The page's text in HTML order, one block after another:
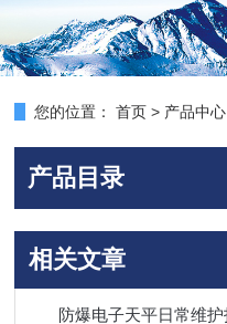
您的位置： 首页 > 产品中心
产品目录
相关文章